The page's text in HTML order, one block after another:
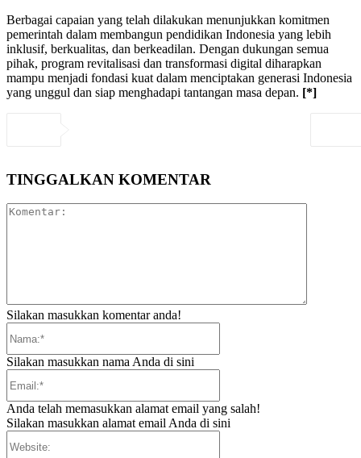
Berbagai capaian yang telah dilakukan menunjukkan komitmen
pemerintah dalam membangun pendidikan Indonesia yang lebih
inklusif, berkualitas, dan berkeadilan. Dengan dukungan semua
pihak, program revitalisasi dan transformasi digital diharapkan
mampu menjadi fondasi kuat dalam menciptakan generasi Indonesia
yang unggul dan siap menghadapi tantangan masa depan. [*]
TINGGALKAN KOMENTAR
Silakan masukkan komentar anda!
Silakan masukkan nama Anda di sini
Anda telah memasukkan alamat email yang salah!
Silakan masukkan alamat email Anda di sini